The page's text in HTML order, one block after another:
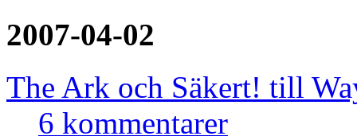
2007-04-02
The Ark och Säkert! till
6 kommentarer